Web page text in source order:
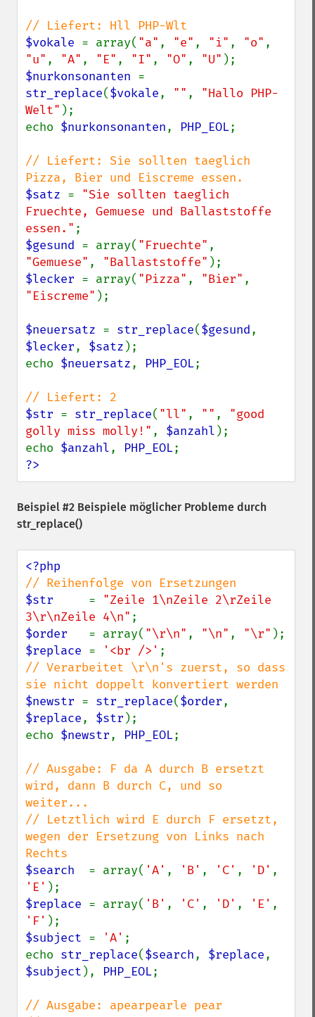
$vokale = array( "a" , "e" , "i" , "o"
"u" , "A" , "E" , "I" , "O" , "U"
$nurkonsonanten
str_replace($vokale, "" , "Hallo PHP-
Welt" );
echo $nurkonsonanten, PHP_EOL;
// Liefert: Sie sollten taeglich
$satz = "Sie sollten taeglich
Fruechte, Gemuese und Ballaststoffe
essen."
$gesund = array( "Fruechte"
"Gemuese" , "Ballaststoffe"
$lecker = array( "Pizza" , "Bier"
"Eiscreme" );
$neuersatz = str_replace($gesund
$lecker, $satz );
echo $neuersatz, PHP_EOL;
$str = str_replace( "ll" , "" , "good
golly miss molly!" , $anzahl );
echo $anzahl, PHP_EOL
?>
Beispiel #2 Beispiele möglicher Probleme durch
str_replace()
$str = "Zeile 1\nZeile 2\rZeile
3\r\nZeile 4\n"
$order = array( "\r\n" , "\n" , "\r"
$replace = '<br />'
// Verarbeitet \r\n's zuerst, so dass
$newstr = str_replace($order
$replace, $str );
echo $newstr, PHP_EOL;
// Ausgabe: F da A durch B ersetzt
wird, dann B durch C, und so
weiter...
// Letztlich wird E durch F ersetzt,
wegen der Ersetzung von Links nach
$search = array( 'A' , 'B' , 'C' , 'D'
'E'
$replace = array( 'B' , 'C' , 'D' , 'E'
'F'
$subject = 'A' ;
echo str_replace($search, $replace
$subject ), PHP_EOL;
// Ausgabe: apearpearle pear